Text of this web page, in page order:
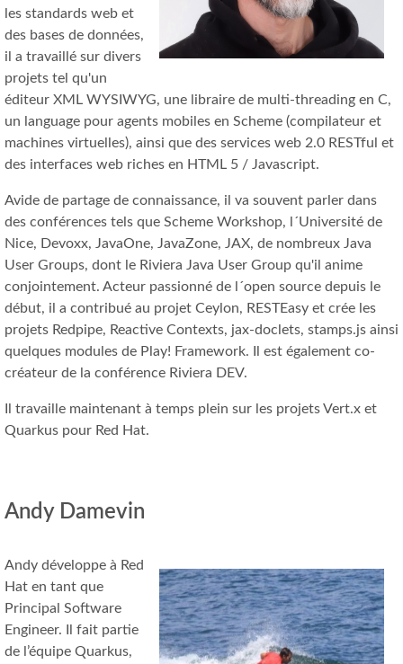
les standards web et
des bases de données,
il a travaillé sur divers
projets tel qu'un
éditeur XML WYSIWYG, une libraire de multi-threading en C,
un language pour agents mobiles en Scheme (compilateur et
machines virtuelles), ainsi que des services web 2.0 RESTful et
des interfaces web riches en HTML 5 / Javascript.
Avide de partage de connaissance, il va souvent parler dans
des conférences tels que Scheme Workshop, l´Université de
Nice, Devoxx, JavaOne, JavaZone, JAX, de nombreux Java
User Groups, dont le Riviera Java User Group qu'il anime
conjointement. Acteur passionné de l´open source depuis le
début, il a contribué au projet Ceylon, RESTEasy et crée les
projets Redpipe, Reactive Contexts, jax-doclets, stamps.js ainsi
quelques modules de Play! Framework. Il est également co-
créateur de la conférence Riviera DEV.
Il travaille maintenant à temps plein sur les projets Vert.x et
Quarkus pour Red Hat.
Andy Damevin
Andy développe à Red
Hat en tant que
Principal Software
Engineer. Il fait partie
de l’équipe Quarkus,